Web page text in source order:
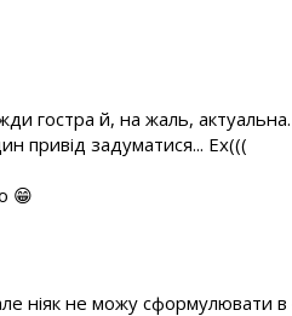
гостра й, на жаль, актуальна.
привід задуматися... Ех(((
😁
ніяк не можу сформулювати в